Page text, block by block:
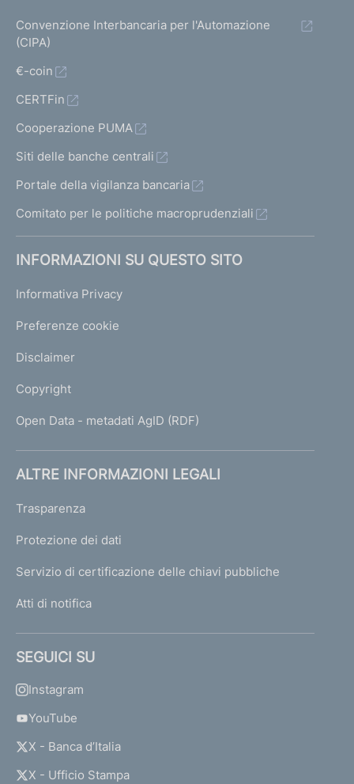
Convenzione Interbancaria per l'Automazione
(CIPA)
€-coin
CERTFin
Cooperazione PUMA
Siti delle banche centrali
Portale della vigilanza bancaria
Comitato per le politiche macroprudenziali
INFORMAZIONI SU QUESTO SITO
Informativa Privacy
Preferenze cookie
Disclaimer
Copyright
Open Data - metadati AgID (RDF)
ALTRE INFORMAZIONI LEGALI
Trasparenza
Protezione dei dati
Servizio di certificazione delle chiavi pubbliche
Atti di notifica
SEGUICI SU
Instagram
YouTube
X - Banca d’Italia
X - Ufficio Stampa